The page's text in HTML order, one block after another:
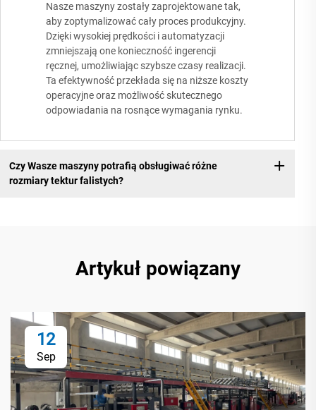
Nasze maszyny zostały zaprojektowane tak,
aby zoptymalizować cały proces produkcyjny.
Dzięki wysokiej prędkości i automatyzacji
zmniejszają one konieczność ingerencji
ręcznej, umożliwiając szybsze czasy realizacji.
Ta efektywność przekłada się na niższe koszty
operacyjne oraz możliwość skutecznego
odpowiadania na rosnące wymagania rynku.
Czy Wasze maszyny potrafią obsługiwać różne
rozmiary tektur falistych?
Artykuł powiązany
12
Sep